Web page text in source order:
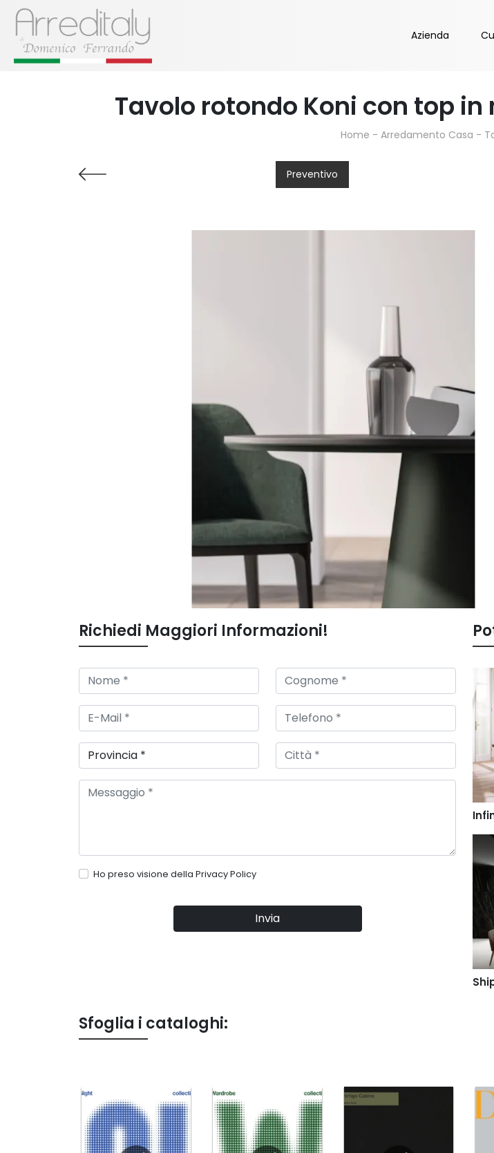
Azienda
Tavolo rotondo Koni con top
Home - Arredamento Casa -
Preventivo
Richiedi Maggiori Informazioni!
Ho preso visione della Privacy Policy
Invia
Sfoglia i cataloghi: